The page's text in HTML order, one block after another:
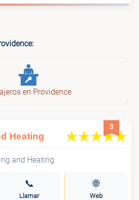
en Providence
3
Heating
📞
Llamar
🌐
Web